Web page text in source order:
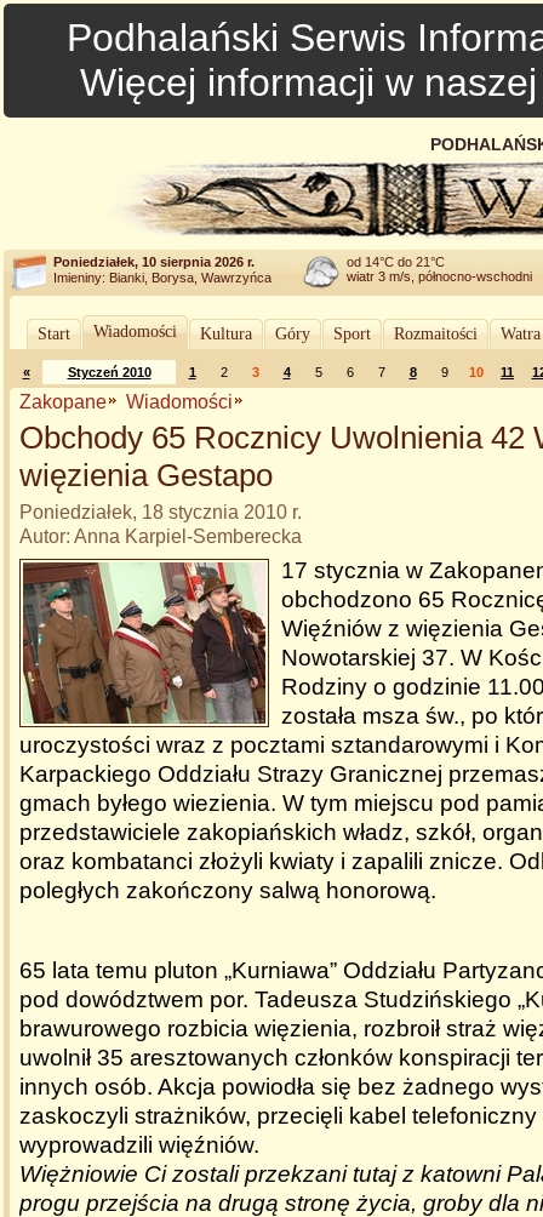
Podhalański Serwis
Więcej informacji w
Poniedziałek, 10 sierpnia 2026 r.
Imieniny: Bianki, Borysa, Wawrzyńca
od 14°C do 21°C
wiatr 3 m/s, północno-wschodni
Start Wiadomości Kultura Góry Sport Rozmaitości
« Styczeń 2010 1 2 3 4 5 6 7 8 9 10 11
Zakopane Wiadomości
Obchody 65 Rocznicy Uwolnienia 42
więzienia Gestapo
Poniedziałek, 18 stycznia 2010 r.
Autor: Anna Karpiel-Semberecka
17 stycznia w
obchodzono 65
Więźniów z więzienia
Nowotarskiej 37. W
Rodziny o godzinie
została msza św., po
uroczystości wraz z pocztami sztandarowymi i
Karpackiego Oddziału Strazy Granicznej
gmach byłego wiezienia. W tym miejscu pod
przedstawiciele zakopiańskich władz, szkół,
oraz kombatanci złożyli kwiaty i zapalili znicze.
poległych zakończony salwą honorową.
65 lata temu pluton „Kurniawa” Oddziału
pod dowództwem por. Tadeusza Studzińskiego
brawurowego rozbicia więzienia, rozbroił straż
uwolnił 35 aresztowanych członków konspiracji
innych osób. Akcja powiodła się bez żadnego
zaskoczyli strażników, przecięli kabel
wyprowadzili więźniów.
Więżniowie Ci zostali przekzani tutaj z katowni
progu przejścia na drugą stronę życia, groby dla